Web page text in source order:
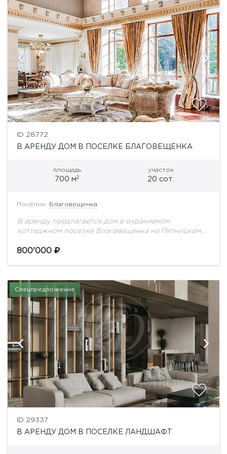
ID 28772
В АРЕНДУ ДОМ В ПОСЕЛКЕ БЛАГОВЕЩЕНКА
площадь
700 м2
участок
20 сот.
Посёлок: Благовещенка
В аренду предлагается дом в охраняемом
коттеджном поселке Благовещенка на Пятницком
гостиная с камином и вторым светом, кухня,
800'000
Спецпредложение
ID 29337
В АРЕНДУ ДОМ В ПОСЕЛКЕ ЛАНДШАФТ